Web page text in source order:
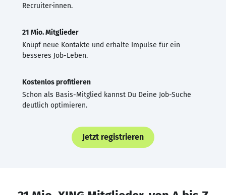
Recruiter·innen.
21 Mio. Mitglieder
Knüpf neue Kontakte und erhalte Impulse für ein
besseres Job-Leben.
Kostenlos profitieren
Schon als Basis-Mitglied kannst Du Deine Job-Suche
deutlich optimieren.
Jetzt registrieren